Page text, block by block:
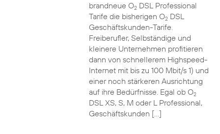
brandneue O2DSL Professional
Tarife die bisherigen O2DSL
Geschäftskunden-Tarife.
Freiberufler, Selbständige und
kleinere Unternehmen profitieren
dann von schnellerem Highspeed-
Internet mit bis zu 100 Mbit/s 1) und
einer noch stärkeren Ausrichtung
auf ihre Bedürfnisse. Egal ob O2
DSL XS, S, M oder L Professional,
Geschäftskunden […]